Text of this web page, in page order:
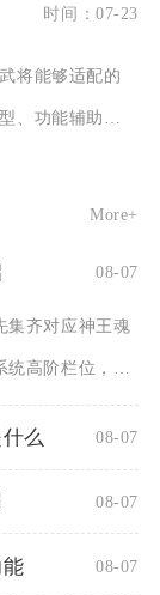
时间：07-23
将能够适配的
、功能辅助型
More+
08-07
集齐对应神王魂
高阶栏位，同
，再进入
么 08-07
08-07
08-07